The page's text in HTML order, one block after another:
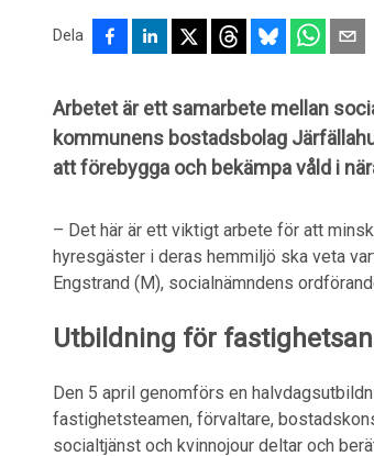
Dela
Arbetet är ett samarbete mellan
kommunens bostadsbolag
att förebygga och bekämpa våld i
– Det här är ett viktigt arbete för att
hyresgäster i deras hemmiljö ska veta
Engstrand (M), socialnämndens
Utbildning för
Den 5 april genomförs en
fastighetsteamen, förvaltare,
socialtjänst och kvinnojour deltar och